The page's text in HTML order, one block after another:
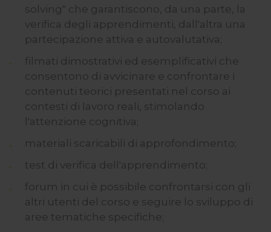
solving" che garantiscono, da una parte, la
verifica degli apprendimenti, dall'altra una
partecipazione attiva e autovalutativa;
filmati dimostrativi ed esemplificativi che
consentono di avvicinare e confrontare i
contenuti teorici presentati nel corso ai
contesti di lavoro reali, stimolando
l'attenzione cognitiva;
materiali scaricabili di approfondimento;
test di verifica dell'apprendimento;
forum in cui è possibile confrontarsi con gli
altri utenti del corso e seguire lo sviluppo di
aree tematiche specifiche;